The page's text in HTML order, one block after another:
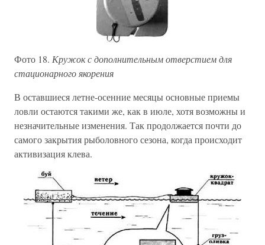
Фото 18. Кружок с дополнительным отверстием для
стационарного якорения
В оставшиеся летне-осенние месяцы основные приемы
ловли остаются такими же, как в июле, хотя возможны и
незначительные изменения. Так продолжается почти до
самого закрытия рыболовного сезона, когда происходит
активизация клева.